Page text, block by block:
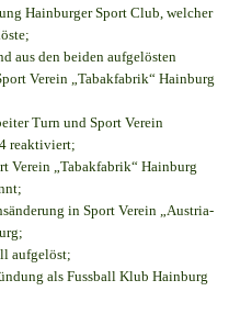
Hainburger Sport Club, welcher
aus den beiden aufgelösten
Verein „Tabakfabrik“ Hainburg
Turn und Sport Verein
reaktiviert;
Verein „Tabakfabrik“ Hainburg
in Sport Verein „Austria-
aufgelöst;
als Fussball Klub Hainburg